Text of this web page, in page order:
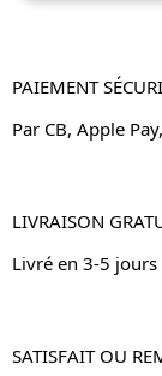
PAIEMENT
Par CB, Apple
LIVRAISON
Livré en 3-5 jours
SATISFAIT OU